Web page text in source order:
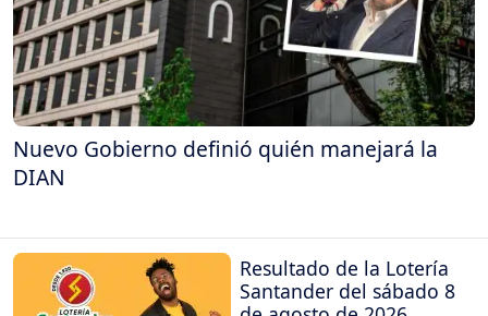
Nuevo Gobierno definió quién manejará la
DIAN
Resultado de la Lotería
Santander del sábado 8